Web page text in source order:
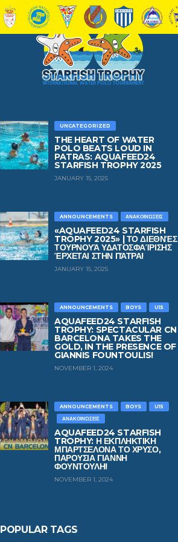
HOME TEAMS
UNCATEGORIZED
THE HEART OF WATER
POLO BEATS LOUD IN
PATRAS: AQUAFEED24
STARFISH TROPHY 2025
JANUARY 15, 2025
ANNOUNCEMENTS ΑΝΑΚΟΙΝΏΣΕΙΣ
«AQUAFEED24 STARFISH
TROPHY 2025» | ΤΟ ΔΙΕΘΝΈΣ
ΤΟΥΡΝΟΥΆ ΥΔΑΤΟΣΦΑΊΡΙΣΗΣ
ΈΡΧΕΤΑΙ ΣΤΗΝ ΠΆΤΡΑ!
JANUARY 15, 2025
ANNOUNCEMENTS BOYS U15
AQUAFEED24 STARFISH
TROPHY: SPECTACULAR CN
BARCELONA TAKES THE
GOLD, IN THE PRESENCE OF
GIANNIS FOUNTOULIS!
NOVEMBER 1, 2024
ANNOUNCEMENTS BOYS
U15
ΑΝΑΚΟΙΝΏΣΕΙΣ
AQUAFEED24 STARFISH
TROPHY: Η ΕΚΠΛΗΚΤΙΚΗ
ΜΠΑΡΤΣΕΛΟΝΑ ΤΟ ΧΡΥΣΟ,
ΠΑΡΟΥΣΙΑ ΓΙΑΝΝΗ
ΦΟΥΝΤΟΥΛΗ!
NOVEMBER 1, 2024
POPULAR TAGS
STANDINGS